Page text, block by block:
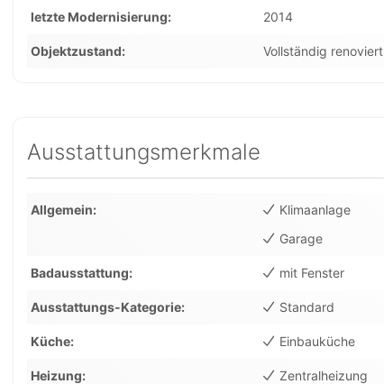
letzte Modernisierung 2014
Objektzustand Vollständig renoviert
Ausstattungsmerkmale
Allgemein Klimaanlage
Garage
Badausstattung mit Fenster
Ausstattungs-Kategorie Standard
Küche Einbauküche
Heizung Zentralheizung